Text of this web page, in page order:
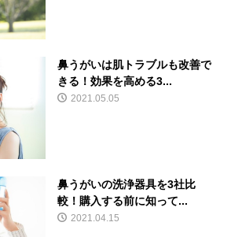
鼻うがいは肌トラブルも改善で
きる！効果を高める3...
2021.05.05
鼻うがいの洗浄器具を3社比
較！購入する前に知って...
2021.04.15